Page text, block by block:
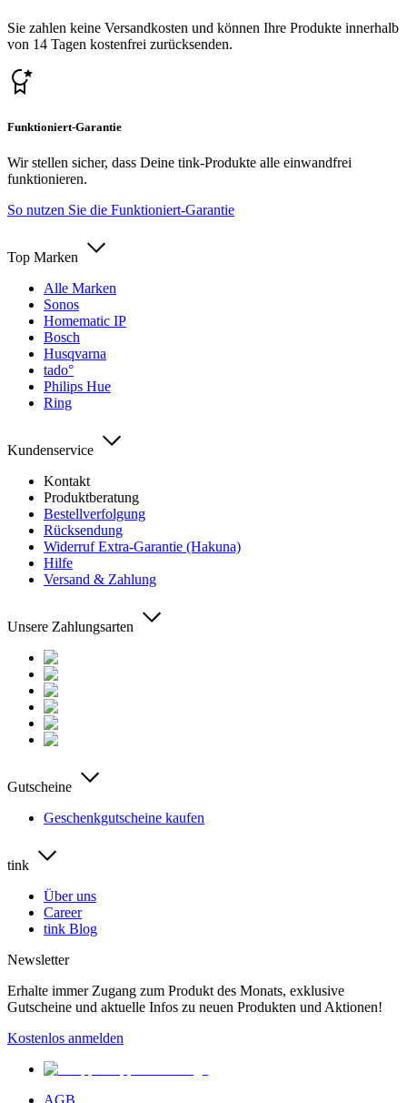
Sie zahlen keine Versandkosten und können Ihre Produkte innerhalb
von 14 Tagen kostenfrei zurücksenden.
Funktioniert-Garantie
Wir stellen sicher, dass Deine tink-Produkte alle einwandfrei
funktionieren.
So nutzen Sie die Funktioniert-Garantie
Top Marken
Alle Marken
Sonos
Homematic IP
Bosch
Husqvarna
tado°
Philips Hue
Ring
Kundenservice
Kontakt
Produktberatung
Bestellverfolgung
Rücksendung
Widerruf Extra-Garantie (Hakuna)
Hilfe
Versand & Zahlung
Unsere Zahlungsarten
Gutscheine
Geschenkgutscheine kaufen
tink
Über uns
Career
tink Blog
Newsletter
Erhalte immer Zugang zum Produkt des Monats, exklusive
Gutscheine und aktuelle Infos zu neuen Produkten und Aktionen!
Kostenlos anmelden